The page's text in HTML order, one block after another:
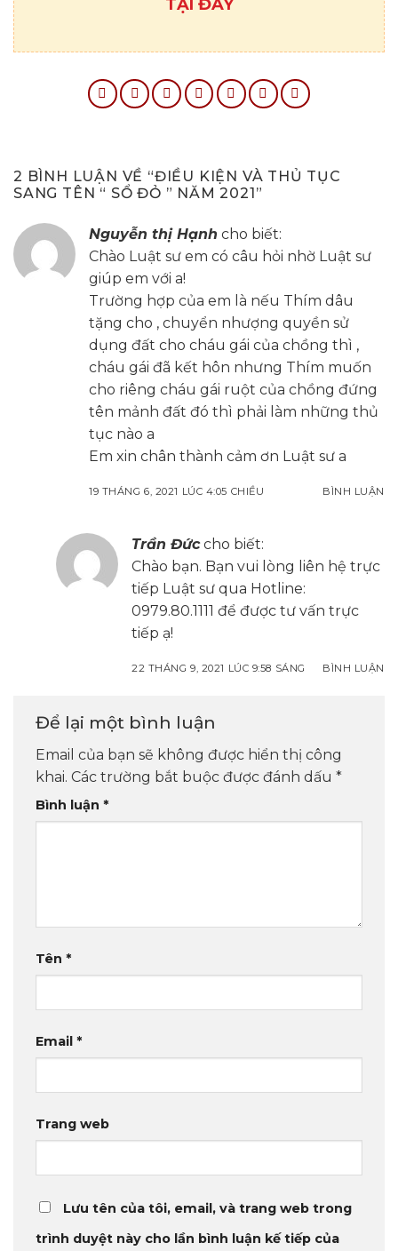
TẠI ĐÂY
2 BÌNH LUẬN VỀ “ĐIỀU KIỆN VÀ THỦ TỤC
SANG TÊN “ SỔ ĐỎ ” NĂM 2021 ”
Nguyễn thị Hạnh cho biết:
Chào Luật sư em có câu hỏi nhờ Luật sư
giúp em với a!
Trường hợp của em là nếu Thím dâu
tặng cho , chuyển nhượng quyền sử
dụng đất cho cháu gái của chồng thì ,
cháu gái đã kết hôn nhưng Thím muốn
cho riêng cháu gái ruột của chồng đứng
tên mảnh đất đó thì phải làm những thủ
tục nào a
Em xin chân thành cảm ơn Luật sư a
19 THÁNG 6, 2021 LÚC 4:05 CHIỀU BÌNH LUẬN
Trần Đức cho biết:
Chào bạn. Bạn vui lòng liên hệ trực
tiếp Luật sư qua Hotline:
0979.80.1111 để được tư vấn trực
tiếp ạ!
22 THÁNG 9, 2021 LÚC 9:58 SÁNG BÌNH LUẬN
Để lại một bình luận
Email của bạn sẽ không được hiển thị công
khai. Các trường bắt buộc được đánh dấu *
Bình luận *
Tên *
Email *
Trang web
Lưu tên của tôi, email, và trang web trong
trình duyệt này cho lần bình luận kế tiếp của